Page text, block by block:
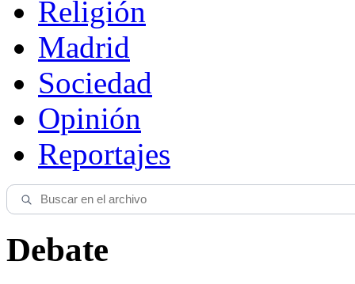
Religión
Madrid
Sociedad
Opinión
Reportajes
Debate